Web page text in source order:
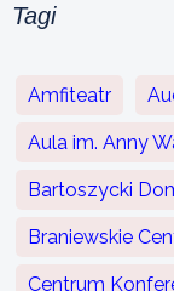
Tagi
Amfiteatr
Aula im. Anny
Bartoszycki
Braniewskie
Centrum